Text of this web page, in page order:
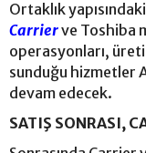
Ortaklık
Carrierve Toshiba
operasyonları,
sunduğu hizmetler
devam edecek.
SATIŞ SONRASI,